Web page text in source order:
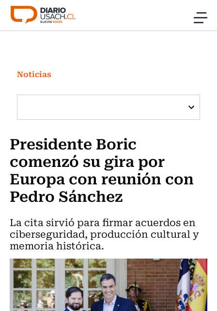
Click acá para ir directamente al contenido
Investigación
Cultura
Programas Radio y TV Usach
Noticias
Presidente Boric
comenzó su gira por
Europa con reunión con
Pedro Sánchez
La cita sirvió para firmar acuerdos en
ciberseguridad, producción cultural y
memoria histórica.